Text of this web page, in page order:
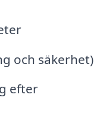
och säkerhet)
efter